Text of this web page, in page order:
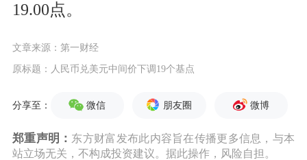
19.00点。
文章来源：第一财经
原标题：人民币兑美元中间价下调19个基点
分享至： 微信 朋友圈 微博
郑重声明： 东方财富发布此内容旨在传播更多信息，与本
站立场无关，不构成投资建议。据此操作，风险自担。